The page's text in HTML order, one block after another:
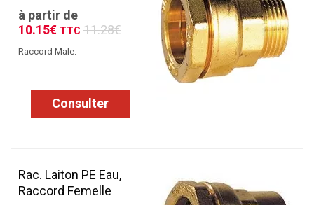
à partir de
10.15€ TTC 11.28€
Raccord Male.
Consulter
Rac. Laiton PE Eau,
Raccord Femelle